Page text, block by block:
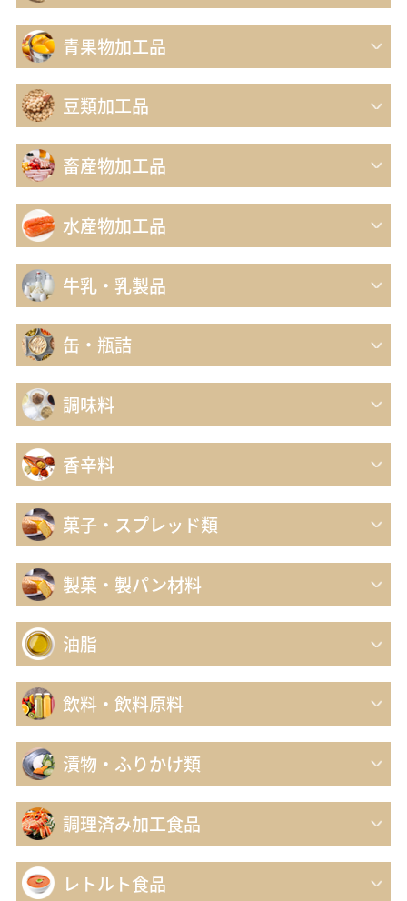
青果物加工品
豆類加工品
畜産物加工品
水産物加工品
牛乳・乳製品
缶・瓶詰
調味料
香辛料
菓子・スプレッド類
製菓・製パン材料
油脂
飲料・飲料原料
漬物・ふりかけ類
調理済み加工食品
レトルト食品